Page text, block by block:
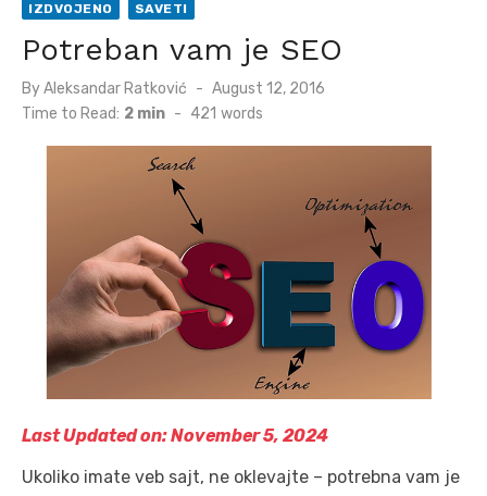
IZDVOJENO SAVETI
Potreban vam je SEO
ByAleksandar Ratković
Posted
on
August 12, 2016
Time to Read: 2 min - 421 words
Last Updated on: November 5, 2024
Ukoliko imate veb sajt, ne oklevajte – potrebna vam je